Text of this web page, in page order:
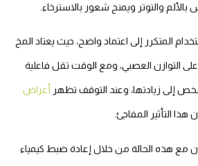
والتوتر ويمنح شعور بالاسترخاء.
المتكرر إلى اعتماد واضح، حيث يعتاد المخ
التوازن العصبي، ومع الوقت تقل فاعلية
إلى زيادتها، وعند التوقف تظهر أعراض
هذا التأثير المفاجئ.
مع هذه الحالة من خلال إعادة ضبط كيمياء